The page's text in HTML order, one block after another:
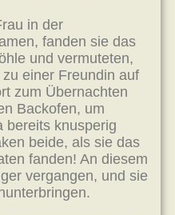
in der
fanden sie das
und vermuteten,
einer Freundin auf
zum Übernachten
Backofen, um
bereits knusperig
beide, als sie das
fanden! An diesem
vergangen, und sie